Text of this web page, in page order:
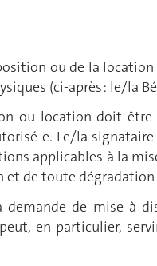
ou de la
(ci-après : le/la
ou location doit
e. Le/la
applicables à la
de toute
demande de mise à
en particulier,